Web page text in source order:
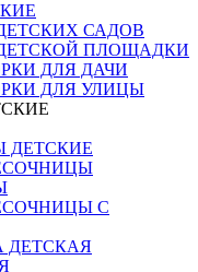
САДОВ
ПЛОЩАДКИ
ДЛЯ ДАЧИ
ДЛЯ УЛИЦЫ
ДЕТСКИЕ
С
ДЕТСКАЯ